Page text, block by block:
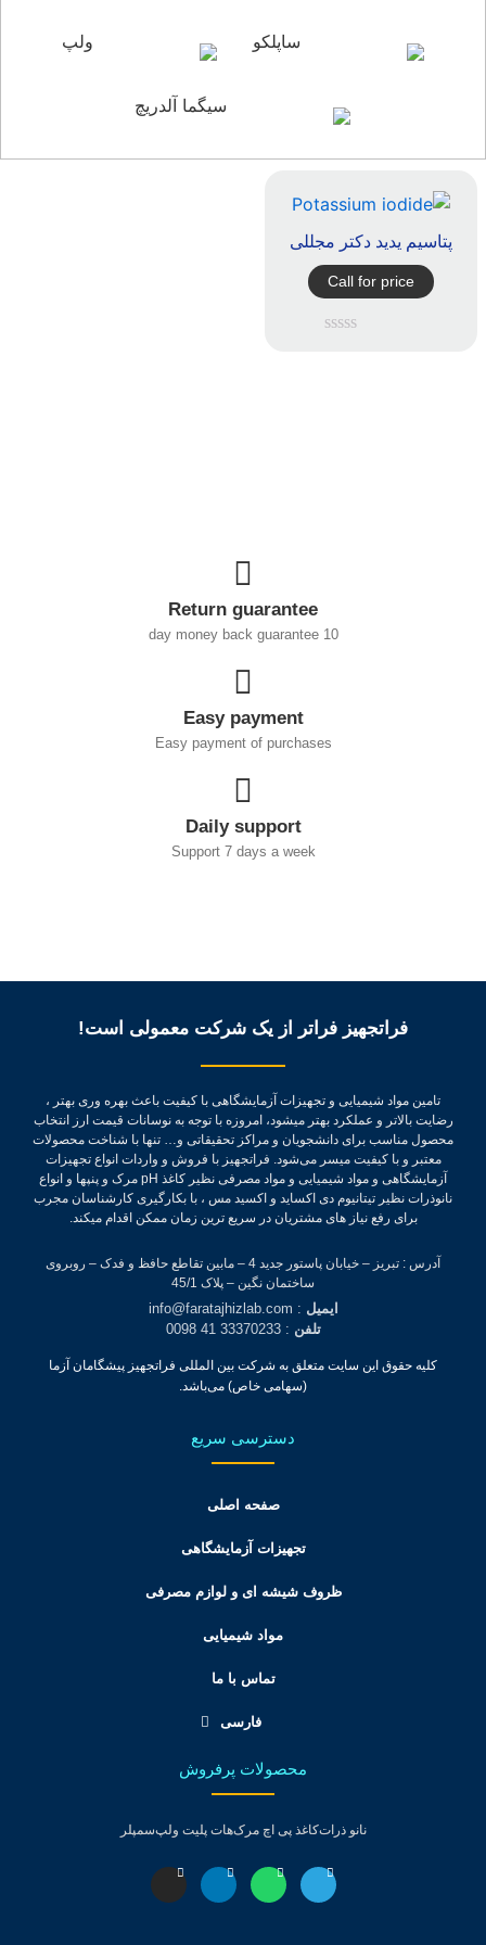
ساپلکو ولپ
سیگما آلدریچ
پتاسیم یدید دکتر مجللی
Call for price
Return guarantee
10 day money back guarantee
Easy payment
Easy payment of purchases
Daily support
Support 7 days a week
فراتجهیز فراتر از یک شرکت معمولی است!
تامین مواد شیمیایی و تجهیزات آزمایشگاهی با کیفیت باعث بهره وری بهتر ،
رضایت بالاتر و عملکرد بهتر میشود، امروزه با توجه به نوسانات قیمت ارز انتخاب
محصول مناسب برای دانشجویان و مراکز تحقیقاتی و… تنها با شناخت محصولات
معتبر و با کیفیت میسر می‌شود.فراتجهیز با فروش و واردات انواع تجهیزات
آزمایشگاهی و مواد شیمیایی و مواد مصرفی نظیر کاغذ pH مرک و پنپها و انواع
نانوذرات نظیر تیتانیوم دی اکساید و اکسید مس ، با بکارگیری کارشناسان مجرب
برای رفع نیاز های مشتریان در سریع ترین زمان ممکن اقدام میکند.
آدرس : تبریز – خیابان پاستور جدید 4 – مابین تقاطع حافظ و فدک – روبروی
ساختمان نگین – پلاک 45/1
ایمیل : info@faratajhizlab.com
تلفن: 33370233 41 0098
کلیه حقوق این سایت متعلق به شرکت بین المللی فراتجهیز پیشگامان آزما
(سهامی خاص) می‌باشد.
دسترسی سریع
صفحه اصلی
تجهیزات آزمایشگاهی
ظروف شیشه ای و لوازم مصرفی
مواد شیمیایی
تماس با ما
فارسی
محصولات پرفروش
نانو ذراتکاغذ پی اچ مرکهات پلیت ولپسمپلر